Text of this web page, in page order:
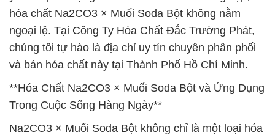
hóa chất Na2CO3 × Muối Soda Bột không nằm
ngoại lệ. Tại Công Ty Hóa Chất Đắc Trường Phát,
chúng tôi tự hào là địa chỉ uy tín chuyên phân phối
và bán hóa chất này tại Thành Phố Hồ Chí Minh.
**Hóa Chất Na2CO3 × Muối Soda Bột và Ứng Dụng
Trong Cuộc Sống Hàng Ngày**
Na2CO3 × Muối Soda Bột không chỉ là một loại hóa